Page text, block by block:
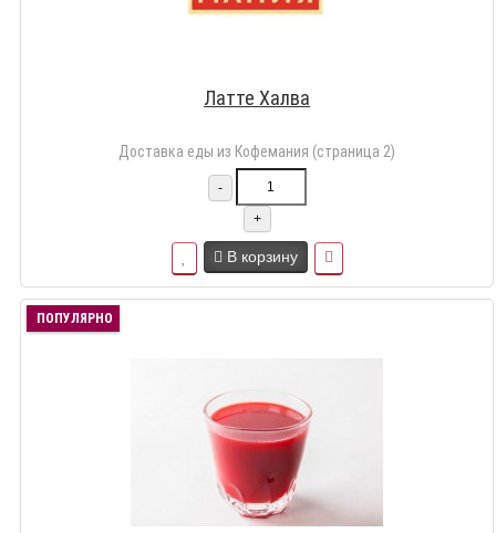
Латте Халва
Доставка еды из Кофемания (страница 2)
-
+
В корзину
ПОПУЛЯРНО